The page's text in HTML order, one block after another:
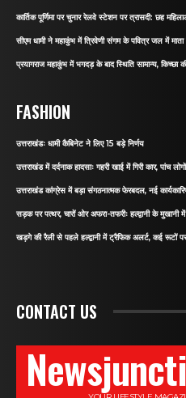
कार्तिक पूर्णिमा पर चुनार रेलवे स्टेशन पर त्रासदी: छह
सीएम धामी ने महाकुंभ में त्रिवेणी संगम के पवित्र जल में माता
प्रयागराज महाकुंभ में भगदड़ के बाद स्थिति सामान्य, किच्छा
FASHION
उत्तराखंडः धामी कैबिनेट ने लिए 15 बड़े निर्णय
उत्तराखंड में दर्दनाक हादसाः गहरी खाई में गिरी कार, पांच
उत्तराखंड कांग्रेस में बड़ा संगठनात्मक फेरबदल, नई
सड़क पर पत्थर, चारों ओर अफरा-तफरीः हल्द्वानी के मुखानी
खड़गे की रैली से पहले हल्द्वानी में ट्रैफिक अलर्ट, कई रूटों पर
CONTACT US